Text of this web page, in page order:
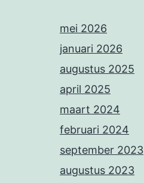
mei 2026
januari 2026
augustus 2025
april 2025
maart 2024
februari 2024
september 2023
augustus 2023